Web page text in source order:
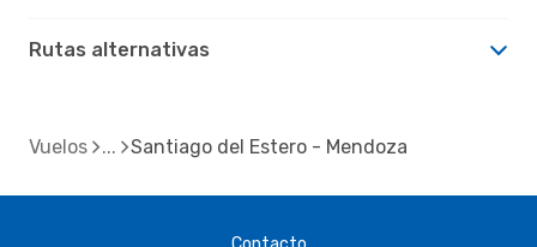
Rutas alternativas
Vuelos Santiago del Estero - Mendoza